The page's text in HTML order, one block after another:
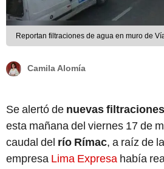
Reportan filtraciones de agua en muro de
Camila Alomía
Se alertó de nuevas
esta mañana del viernes 17 de
caudal del río Rímac, a raíz de
empresa Lima Expresa había